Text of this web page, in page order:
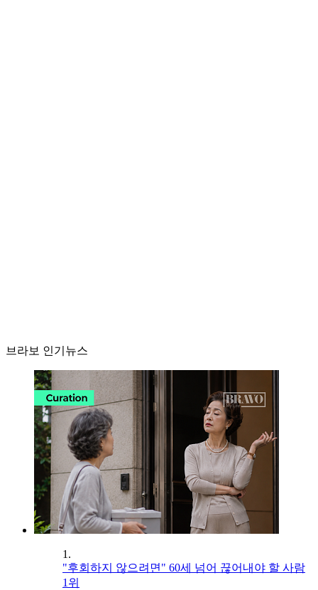
브라보 인기뉴스
1.
"후회하지 않으려면" 60세 넘어 끊어내야 할 사람
1위